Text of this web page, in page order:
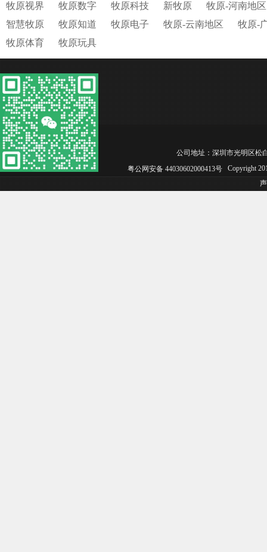
牧原视界 牧原数字 牧原科技 新牧原
牧原-河南地区
智慧牧原
牧原知道 牧原电子 牧原-云南地区
牧原-
牧原体育
牧原玩具
公司地址：深圳市光明区松
粤公网安备 44030602000413号 Copyright